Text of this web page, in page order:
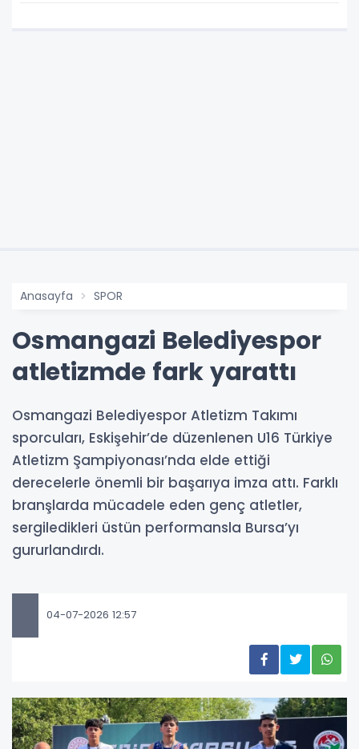
Anasayfa SPOR
Osmangazi Belediyespor
atletizmde fark yarattı
Osmangazi Belediyespor Atletizm Takımı
sporcuları, Eskişehir’de düzenlenen U16 Türkiye
Atletizm Şampiyonası’nda elde ettiği
derecelerle önemli bir başarıya imza attı. Farklı
branşlarda mücadele eden genç atletler,
sergiledikleri üstün performansla Bursa’yı
gururlandırdı.
04-07-2026 12:57